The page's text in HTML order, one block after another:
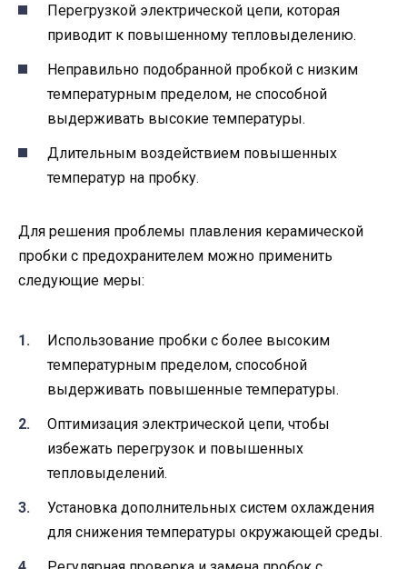
Перегрузкой электрической цепи, которая
приводит к повышенному тепловыделению.
Неправильно подобранной пробкой с низким
температурным пределом, не способной
выдерживать высокие температуры.
Длительным воздействием повышенных
температур на пробку.
Для решения проблемы плавления керамической
пробки с предохранителем можно применить
следующие меры:
Использование пробки с более высоким
температурным пределом, способной
выдерживать повышенные температуры.
Оптимизация электрической цепи, чтобы
избежать перегрузок и повышенных
тепловыделений.
Установка дополнительных систем охлаждения
для снижения температуры окружающей среды.